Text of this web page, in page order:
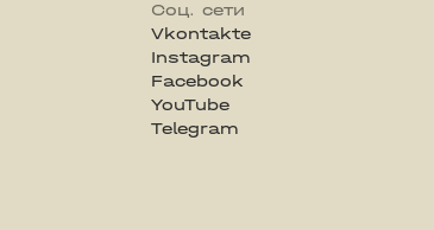
Соц. сети
Vkontakte
Instagram
Facebook
YouTube
Telegram